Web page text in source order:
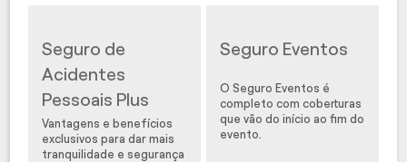
Seguro de
Acidentes
Pessoais Plus
Vantagens e benefícios
exclusivos para dar mais
tranquilidade e segurança
Seguro Eventos
O Seguro Eventos é
completo com coberturas
que vão do início ao fim do
evento.